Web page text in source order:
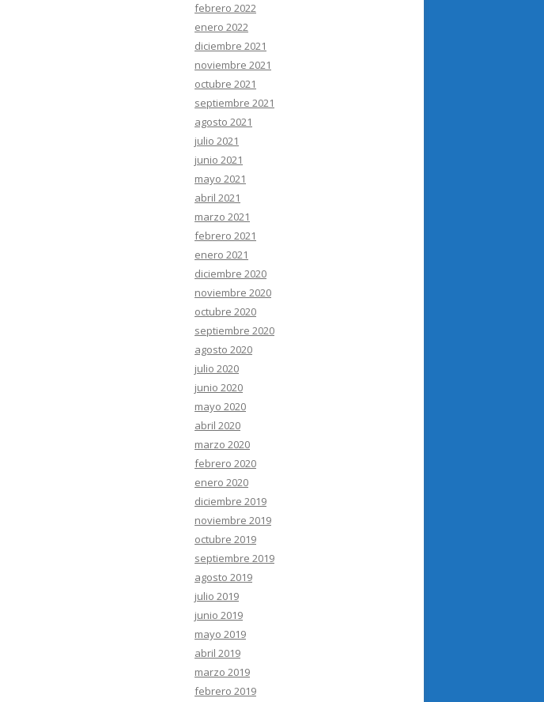
febrero 2022
enero 2022
diciembre 2021
noviembre 2021
octubre 2021
septiembre 2021
agosto 2021
julio 2021
junio 2021
mayo 2021
abril 2021
marzo 2021
febrero 2021
enero 2021
diciembre 2020
noviembre 2020
octubre 2020
septiembre 2020
agosto 2020
julio 2020
junio 2020
mayo 2020
abril 2020
marzo 2020
febrero 2020
enero 2020
diciembre 2019
noviembre 2019
octubre 2019
septiembre 2019
agosto 2019
julio 2019
junio 2019
mayo 2019
abril 2019
marzo 2019
febrero 2019